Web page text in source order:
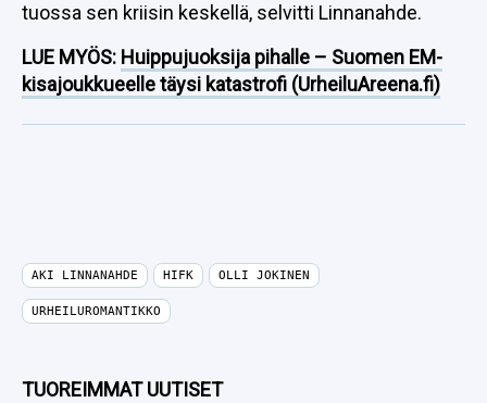
tuossa sen kriisin keskellä, selvitti Linnanahde.
LUE MYÖS: Huippujuoksija pihalle – Suomen EM-
kisajoukkueelle täysi katastrofi (UrheiluAreena.fi)
AKI LINNANAHDE HIFK OLLI JOKINEN
URHEILUROMANTIKKO
TUOREIMMAT UUTISET